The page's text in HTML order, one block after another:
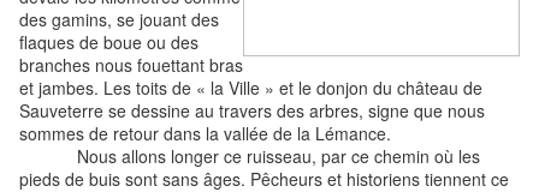
des gamins, se jouant des
flaques de boue ou des
branches nous fouettant bras
et jambes. Les toits de « la Ville » et le donjon du château de
Sauveterre se dessine au travers des arbres, signe que nous
sommes de retour dans la vallée de la Lémance.
Nous allons longer ce ruisseau, par ce chemin où les
pieds de buis sont sans âges. Pêcheurs et historiens tiennent ce